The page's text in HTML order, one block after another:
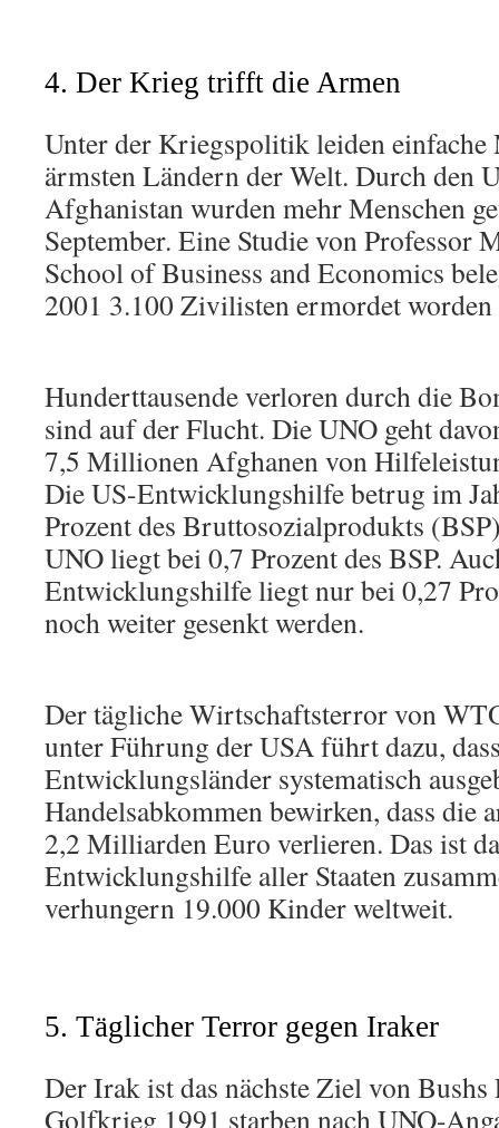
4. Der Krieg trifft die Armen
Unter der Kriegspolitik leiden einfache
ärmsten Ländern der Welt. Durch den
Afghanistan wurden mehr Menschen
September. Eine Studie von Professor
School of Business and Economics
2001 3.100 Zivilisten ermordet
Hunderttausende verloren durch die
sind auf der Flucht. Die UNO geht
7,5 Millionen Afghanen von
Die US-Entwicklungshilfe betrug im
Prozent des Bruttosozialprodukts
UNO liegt bei 0,7 Prozent des BSP.
Entwicklungshilfe liegt nur bei 0,27
noch weiter gesenkt werden.
Der tägliche Wirtschaftsterror von
unter Führung der USA führt dazu,
Entwicklungsländer systematisch
Handelsabkommen bewirken, dass die
2,2 Milliarden Euro verlieren. Das ist
Entwicklungshilfe aller Staaten
verhungern 19.000 Kinder weltweit.
5. Täglicher Terror gegen Iraker
Der Irak ist das nächste Ziel von Bushs
Golfkrieg 1991 starben nach UNO-